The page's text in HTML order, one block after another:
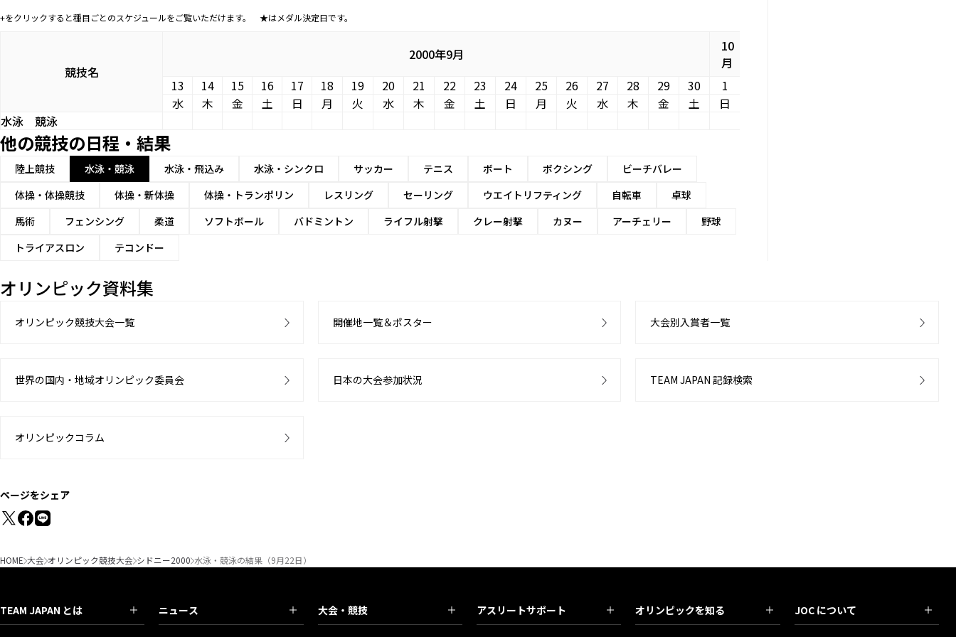
+をクリックすると種目ごとのスケジュールをご覧いただけます。 ★はメダル決定日です。
競技名
2000年9月
10
月
13
14 15 16 17 18 19 20 21 22 23 24 25 26 27 28 29 30
1
水
木 金 土 日 月 火 水 木 金 土 日 月 火 水 木 金 土
日
水泳 競泳
他の競技の日程・結果
陸上競技 水泳・競泳 水泳・飛込み 水泳・シンクロ サッカー テニス ボート ボクシング
ビーチバレー
体操・体操競技
体操・新体操 体操・トランポリン レスリング セーリング ウエイトリフティング 自転車
卓球
馬術
フェンシング 柔道 ソフトボール バドミントン ライフル射撃 クレー射撃 カヌー アーチェリー
野球
トライアスロン
テコンドー
オリンピック資料集
オリンピック競技大会一覧 開催地一覧＆ポスター 大会別入賞者一覧
世界の国内・地域オリンピック委員会 日本の大会参加状況 TEAM JAPAN 記録検索
オリンピックコラム
ページをシェア
HOME 大会 オリンピック競技大会 シドニー2000 水泳・競泳の結果（9月22日）
TEAM JAPAN とは ニュース 大会・競技 アスリートサポート オリンピックを知る JOC について